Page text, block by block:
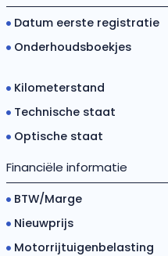
Datum eerste registratie
Onderhoudsboekjes
Kilometerstand
Technische staat
Optische staat
Financiële informatie
BTW/Marge
Nieuwprijs
Motorrijtuigenbelasting